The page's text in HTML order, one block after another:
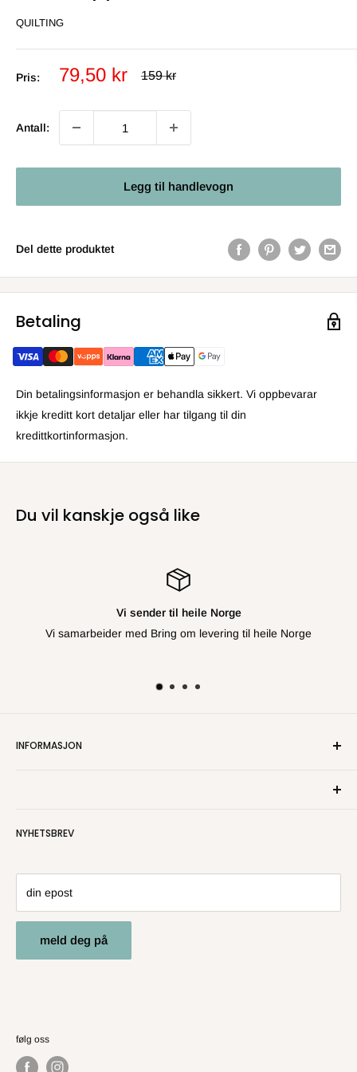
QUILTING
Pris:
Salgs
79,50 kr
Ordinær
159 kr
Antall:
Legg til handlevogn
Del dette produktet
Betaling
Din betalingsinformasjon er behandla sikkert. Vi oppbevarar
ikkje kreditt kort detaljar eller har tilgang til din
kredittkortinformasjon.
Du vil kanskje også like
Vi sender til heile Norge
Vi samarbeider med Bring om levering til heile Norge
INFORMASJON
NYHETSBREV
din epost
meld deg på
følg oss